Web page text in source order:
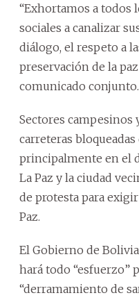
“Exhortamos a todos
sociales a canalizar
diálogo, el respeto a
preservación de la
comunicado conjunto.
Sectores
carreteras bloqueadas
principalmente en el
La Paz y la ciudad
de protesta para
Paz.
El Gobierno de
hará todo “esfuerzo”
“derramamiento de